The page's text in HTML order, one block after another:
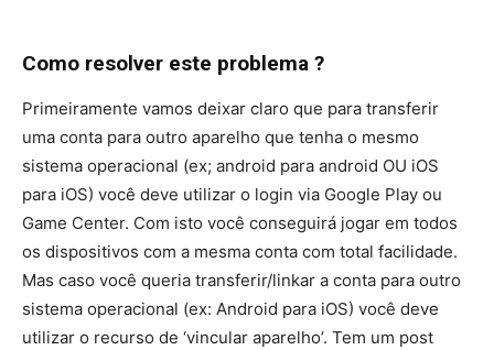
Como resolver este problema ?
Primeiramente vamos deixar claro que para transferir
uma conta para outro aparelho que tenha o mesmo
sistema operacional (ex; android para android OU iOS
para iOS) você deve utilizar o login via Google Play ou
Game Center. Com isto você conseguirá jogar em todos
os dispositivos com a mesma conta com total facilidade.
Mas caso você queria transferir/linkar a conta para outro
sistema operacional (ex: Android para iOS) você deve
utilizar o recurso de ‘vincular aparelho’. Tem um post